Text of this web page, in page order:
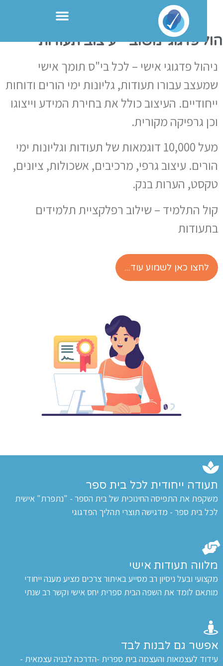
פדגוגי משוב - עיצוב תעודות
פדגוגי אישי – לכל בי"ס תומך אישי
עבורו תעודות, גליונות ימי הורים ודוחות
העיצוב כולל את בחירת המידע וייצוגו
גרפיקה מקורית.
מעל 10,000 דוגמאות של תעודות וגליונות ימי
עיצוב גרפי, מרכיבים, אשכולות, ציונים,
הערות בנק.
התלמיד – שילוב רפלקציית תלמידים
לחצו כאן לשמוע עוד...
ייחודית לכל בית ספר
את התפיסה החינוכית של בית הספר - "נתפרת" אישית
בית ספר - מדגישה תוצרי תהליך הפדגוגי
תעודות אישי
ובעל ניסיון רב מסייע באיתור צרכים מציע מענה ייחודי
לומד את השפה הבית ספרית יחס אישי וקשר רב שנתי
גם לבנות לבד
לעצמאות והעצמה בית ספרית -הדרכה לבניה עצמאית -